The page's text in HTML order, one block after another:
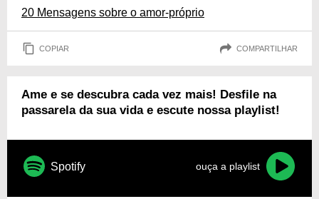
20 Mensagens sobre o amor-próprio
COPIAR COMPARTILHAR
Ame e se descubra cada vez mais! Desfile na
passarela da sua vida e escute nossa playlist!
Spotify ouça a playlist